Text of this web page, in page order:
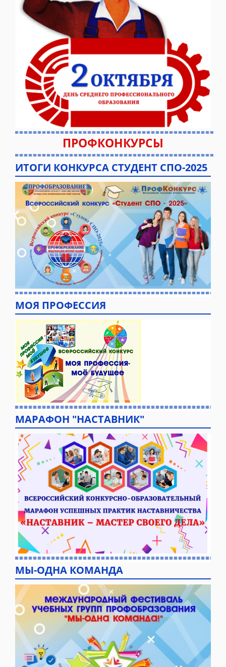
ПРОФКОНКУРСЫ
ИТОГИ КОНКУРСА СТУДЕНТ СПО-2025
МОЯ ПРОФЕССИЯ
МАРАФОН "НАСТАВНИК"
МЫ-ОДНА КОМАНДА